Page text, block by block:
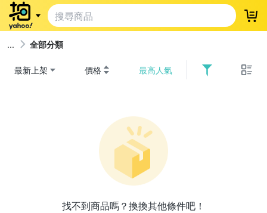
登
全部分類
最新上架 價格 最高人氣
找不到商品嗎？換換其他條件吧！